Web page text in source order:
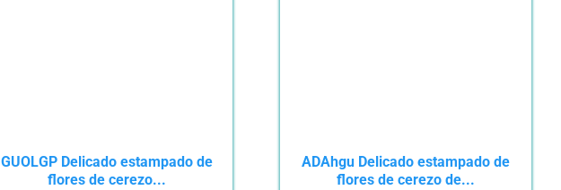
GUOLGP Delicado estampado de
flores de cerezo...
ADAhgu Delicado estampado de
flores de cerezo de...